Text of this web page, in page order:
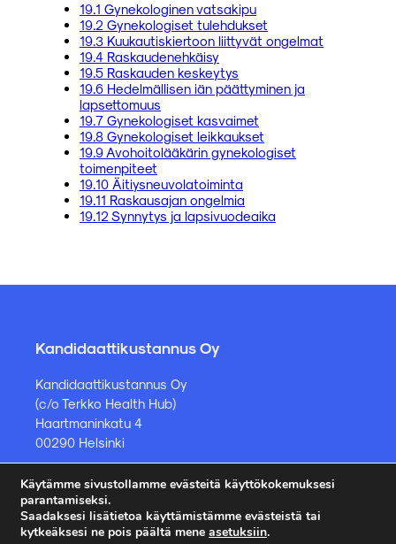
PALAUTE
KIRJAUDU
19.1 Gynekologinen vatsakipu
19.2 Gynekologiset tulehdukset
19.3 Kuukautiskiertoon liittyvät ongelmat
19.4 Raskaudenehkäisy
19.5 Raskauden keskeytys
19.6 Hedelmällisen iän päättyminen ja
lapsettomuus
19.7 Gynekologiset kasvaimet
19.8 Gynekologiset leikkaukset
19.9 Avohoitolääkärin gynekologiset
toimenpiteet
19.10 Äitiysneuvolatoiminta
19.11 Raskausajan ongelmia
19.12 Synnytys ja lapsivuodeaika
Kandidaattikustannus Oy
Kandidaattikustannus Oy
(c/o Terkko Health Hub)
Haartmaninkatu 4
00290 Helsinki
Kirjakauppa ja muut asiat
kauppa@kandidaattikustannus.fi
Käytämme sivustollamme evästeitä käyttökokemuksesi
parantamiseksi.
Saadaksesi lisätietoa käyttämistämme evästeistä tai
kytkeäksesi ne pois päältä mene asetuksiin.